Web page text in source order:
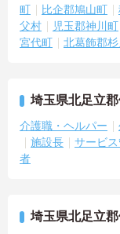
町
比企郡鳩山町
父村
児玉郡神川町
宮代町
北葛飾郡
埼玉県北足立
介護職・ヘルパー
施設長
サービ
者
埼玉県北足立